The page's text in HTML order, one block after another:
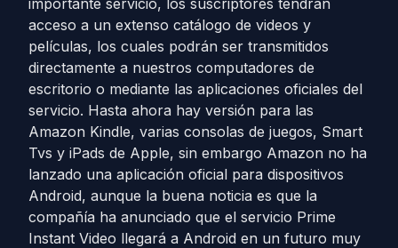
importante servicio, los suscriptores tendrán
acceso a un extenso catálogo de videos y
películas, los cuales podrán ser transmitidos
directamente a nuestros computadores de
escritorio o mediante las aplicaciones oficiales del
servicio. Hasta ahora hay versión para las
Amazon Kindle, varias consolas de juegos, Smart
Tvs y iPads de Apple, sin embargo Amazon no ha
lanzado una aplicación oficial para dispositivos
Android, aunque la buena noticia es que la
compañía ha anunciado que el servicio Prime
Instant Video llegará a Android en un futuro muy